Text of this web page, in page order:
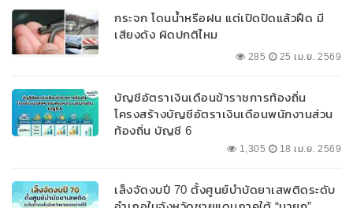
กระจก โดนน้ำหรือฝน แต่เปิดปัดแล้วฝืด มี
เสียงดัง ผิดปกติไหม
285 25 เม.ย. 2569
บัญชีอัตราเงินเดือนข้าราชการท้องถิ่น
โครงสร้างบัญชีอัตราเงินเดือนพนักงานส่วน
ท้องถิ่น บัญชี 6
1,305 18 เม.ย. 2569
เล็งจัดงบปี 70 ตั้งศูนย์บำบัดยาเสพติดระดับ